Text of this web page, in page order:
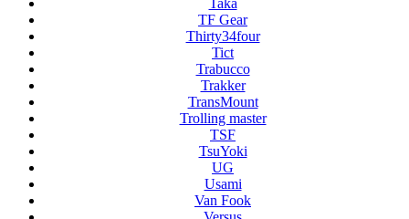
Taka
TF Gear
Thirty34four
Tict
Trabucco
Trakker
TransMount
Trolling master
TSF
TsuYoki
UG
Usami
Van Fook